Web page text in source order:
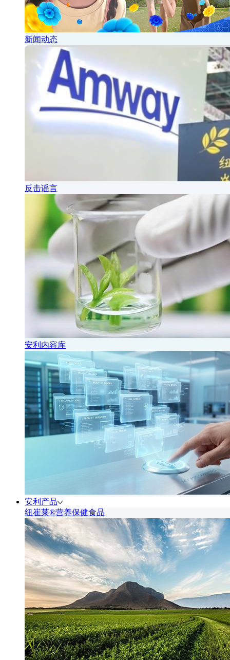
新闻动态
反击谣言
安利内容库
安利产品
纽崔莱®营养保健食品